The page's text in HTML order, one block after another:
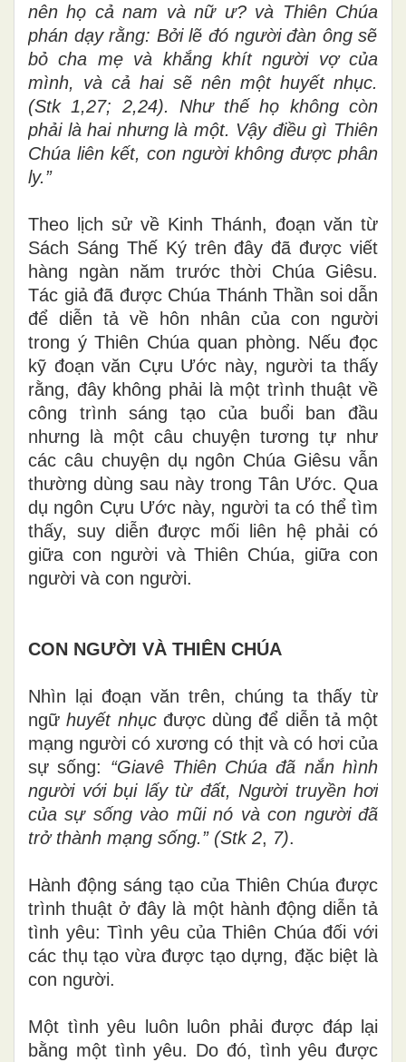
nên họ cả nam và nữ ư?và Thiên Chúa
phán dạy rằng: Bởi lẽ đó người đàn ông sẽ
bỏ cha mẹ và khắng khítngười vợ của
mình, và cả hai sẽ nên một huyết nhục.
(Stk1,27; 2,24). Như thế họ không còn
phải là hai nhưng là một. Vậy điều gì Thiên
Chúa liên kết, con người không được phân
ly.”
Theo lịch sử về Kinh Thánh, đoạn văn từ
Sách Sáng Thế Ký trên đây đã được viết
hàng ngàn năm trước thời Chúa Giêsu.
Tác giảđã được Chúa Thánh Thần soi dẫn
để diễn tả về hôn nhân của con người
trong ý Thiên Chúa quan phòng. Nếu đọc
kỹ đoạn văn Cựu Ước này, người ta thấy
rằng, đây không phải làmột trình thuật về
công trình sáng tạo của buổi ban đầu
nhưng làmột câu chuyện tương tự như
các câu chuyện dụ ngôn Chúa Giêsu vẫn
thường dùng sau này trong Tân Ước. Qua
dụ ngôn Cựu Ước này, người ta có thể tìm
thấy, suy diễn được mối liên hệ phải có
giữa con người và Thiên Chúa, giữa con
người và con người.
CON NGƯỜI VÀ THIÊN CHÚA
Nhìn lại đoạn văn trên, chúng ta thấy từ
ngữhuyết nhục được dùng để diễn tả một
mạng người có xương có thịtvà có hơi của
sự sống: “Giavê Thiên Chúa đã nắn hình
người với bụi lấy từ đất, Người truyền hơi
của sự sống vào mũi nó và con người đã
trở thành mạng sống.” (Stk 2, 7).
Hành động sáng tạo của Thiên Chúa được
trình thuậtở đây là một hành động diễn tả
tình yêu: Tình yêu của Thiên Chúa đối với
các thụ tạo vừa được tạo dựng, đặc biệt là
con người.
Một tình yêu luôn luôn phải được đáp lại
bằng một tình yêu. Do đó, tình yêu được